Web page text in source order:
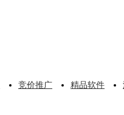
竞价推广 精品软件